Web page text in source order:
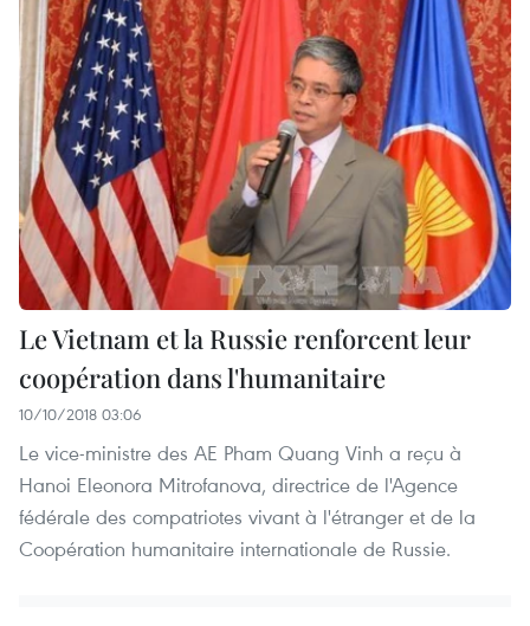
Le Vietnam et la Russie renforcent leur
coopération dans l'humanitaire
10/10/2018 03:06
Le vice-ministre des AE Pham Quang Vinh a reçu à
Hanoi Eleonora Mitrofanova, directrice de l'Agence
fédérale des compatriotes vivant à l'étranger et de la
Coopération humanitaire internationale de Russie.